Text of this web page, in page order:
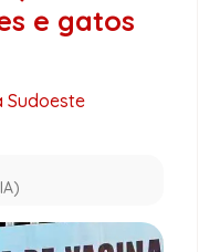
e gatos
Sudoeste